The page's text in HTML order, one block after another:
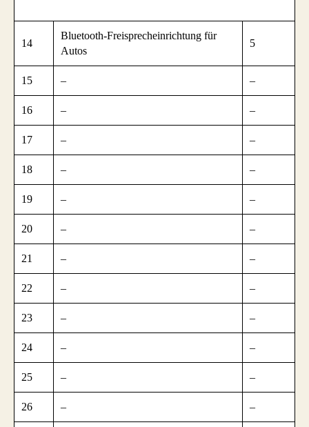
14
Bluetooth-Freisprecheinrichtung für
Autos
5
15 – –
16 – –
17 – –
18 – –
19 – –
20 – –
21 – –
22 – –
23 – –
24 – –
25 – –
26 – –